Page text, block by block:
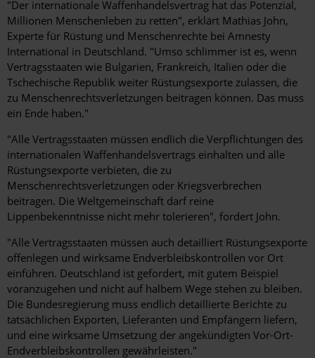
"Der internationale Waffenhandelsvertrag hat das Potenzial,
Millionen Menschenleben zu retten", erklärt Mathias John,
Experte für Rüstung und Menschenrechte bei Amnesty
International in Deutschland. "Umso schlimmer ist es, wenn
Vertragsstaaten wie Bulgarien, Frankreich, Italien oder die
Tschechische Republik weiter Rüstungsexporte zulassen, die
zu Menschenrechtsverletzungen beitragen können. Das muss
ein Ende haben."
"Alle Vertragsstaaten müssen endlich die Verpflichtungen des
internationalen Waffenhandelsvertrags einhalten und alle
Rüstungsexporte verbieten, die zu
Menschenrechtsverletzungen oder Kriegsverbrechen
beitragen. Die Weltgemeinschaft darf reine
Lippenbekenntnisse nicht mehr tolerieren", fordert John.
"Alle Vertragsstaaten müssen auch detailliert Rüstungsexporte
offenlegen und wirksame Endverbleibskontrollen vor Ort
einführen. Deutschland ist gefordert, mit gutem Beispiel
voranzugehen und nicht auf halbem Wege stehen zu bleiben.
Die Bundesregierung muss endlich detaillierte Berichte zu
tatsächlichen Exporten, Lieferanten und Empfängern liefern,
und eine wirksame Umsetzung der angekündigten Vor-Ort-
Endverbleibskontrollen gewährleisten."